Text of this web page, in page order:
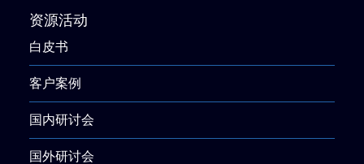
资源活动
白皮书
客户案例
国内研讨会
国外研讨会